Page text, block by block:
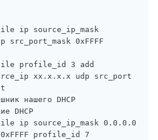
ip source_ip_mask
src_port_mask 0xFFFF
profile_id 3 add
xx.x.x.x udp src_port
нашего DHCP
DHCP
ip source_ip_mask 0.0.0.0
0xFFFF profile_id 7